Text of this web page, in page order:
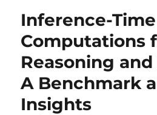
ー
Inference-Time
Computations
Reasoning
A Benchmark
Insights